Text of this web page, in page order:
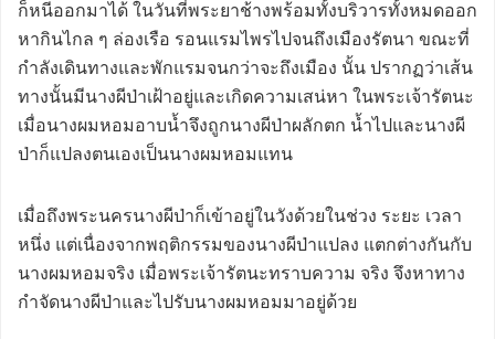
ก็หนีออกมาได้ ในวันที่พระยาช้างพร้อมทั้งบริวารทั้งหมดออก
หากินไกล ๆ ล่องเรือ รอนแรมไพรไปจนถึงเมืองรัตนา ขณะที่
กำลังเดินทางและพักแรมจนกว่าจะถึงเมือง นั้น ปรากฏว่าเส้น
ทางนั้นมีนางผีป่าเฝ้าอยู่และเกิดความเสน่หา ในพระเจ้ารัตนะ
เมื่อนางผมหอมอาบน้ำจึงถูกนางผีป่าผลักตก น้ำไปและนางผี
ป่าก็แปลงตนเองเป็นนางผมหอมแทน
เมื่อถึงพระนครนางผีป่าก็เข้าอยู่ในวังด้วยในช่วง ระยะ เวลา
หนึ่ง แต่เนื่องจากพฤติกรรมของนางผีป่าแปลง แตกต่างกันกับ
นางผมหอมจริง เมื่อพระเจ้ารัตนะทราบความ จริง จึงหาทาง
กำจัดนางผีป่าและไปรับนางผมหอมมาอยู่ด้วย